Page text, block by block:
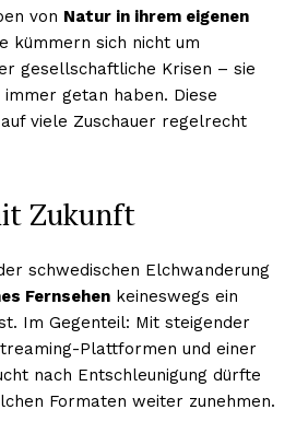
von Natur in ihrem eigenen
kümmern sich nicht um
gesellschaftliche Krisen – sie
getan haben. Diese
viele Zuschauer regelrecht
Zukunft
schwedischen Elchwanderung
Fernsehen keineswegs ein
Im Gegenteil: Mit steigender
Plattformen und einer
nach Entschleunigung dürfte
Formaten weiter zunehmen.